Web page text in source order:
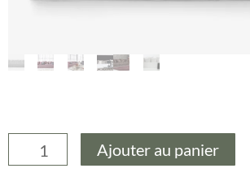
quantité
de
Ajouter au panier